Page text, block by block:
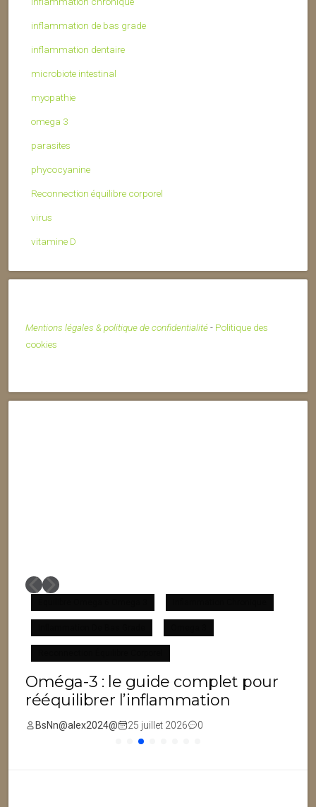
inflammation de bas grade
inflammation dentaire
microbiote intestinal
myopathie
omega 3
parasites
phycocyanine
Reconnection équilibre corporel
virus
vitamine D
Mentions légales & politique de confidentialité- Politique des
cookies
Oméga-3 : le guide complet pour
rééquilibrer l’inflammation
BsNn@alex2024@ 25 juillet 2026 0